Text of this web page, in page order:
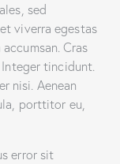
sed
viverra egestas
Cras
tincidunt.
nisi. Aenean
porttitor eu,
error sit